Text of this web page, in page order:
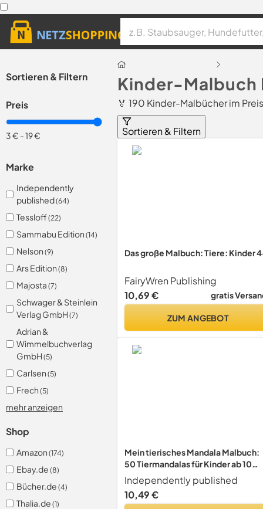
Sortieren & Filtern
Preis
3 € -19 €
Marke
Independently
published(64)
Tessloff(22)
Sammabu Edition (14)
Nelson (9)
Ars Edition (8)
Majosta (7)
Schwager & Steinlein
Verlag GmbH (7)
Adrian &
Wimmelbuchverlag
GmbH (5)
Carlsen (5)
Frech (5)
mehr anzeigen
Shop
Amazon (174)
Ebay.de (8)
Bücher.de (4)
Thalia.de (1)
Kinder-Malbuch
🏅 190 Kinder-Malbücher im
Sortieren & Filtern
Das große Malbuch: Tiere: Kinder
FairyWren Publishing
10,69 €
gratis
ZUM ANGEBOT
Mein tierisches Mandala Malbuch:
50 Tiermandalas für Kinder ab 10
Jahren, Kreativität fördern mit dem
Mandala Malbuch für Kinder
Independently published
10,49 €